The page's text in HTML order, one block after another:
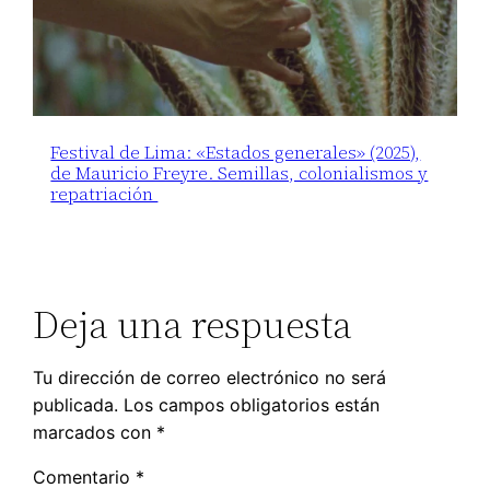
Festival de Lima: «Estados generales» (2025),
de Mauricio Freyre. Semillas, colonialismos y
repatriación
Deja una respuesta
Tu dirección de correo electrónico no será
publicada. Los campos obligatorios están
marcados con *
Comentario *